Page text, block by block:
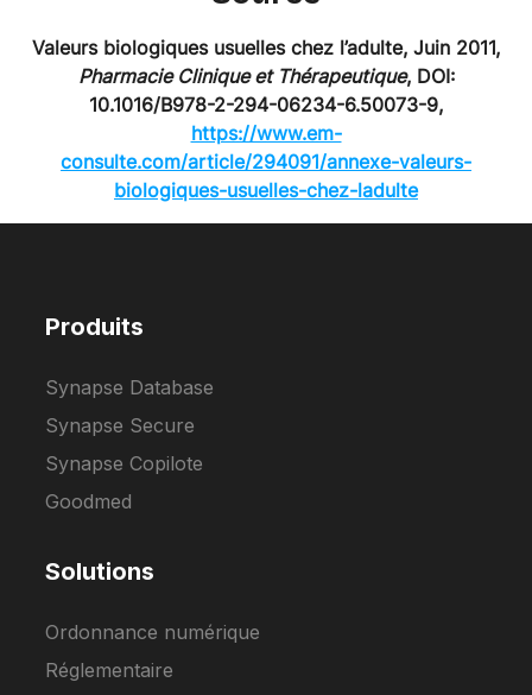
Valeurs biologiques usuelles chez l’adulte, Juin 2011,
Pharmacie Clinique et Thérapeutique, DOI:
10.1016/B978-2-294-06234-6.50073-9,
https://www.em-
consulte.com/article/294091/annexe-valeurs-
biologiques-usuelles-chez-ladulte
Produits
Synapse Database
Synapse Secure
Synapse Copilote
Goodmed
Solutions
Ordonnance numérique
Réglementaire